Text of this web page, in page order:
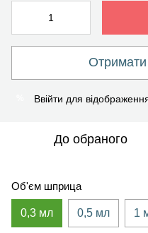
Отримати
Ввійти для
До обраного
Об'єм шприца
0,3 мл 0,5 мл 1